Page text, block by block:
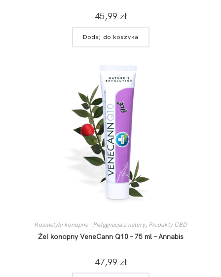
45,99 zł
Dodaj do koszyka
Kosmetyki konopne – Pielęgnacja z natury, Produkty CBD
Żel konopny VeneCann Q10 – 75 ml – Annabis
47,99 zł